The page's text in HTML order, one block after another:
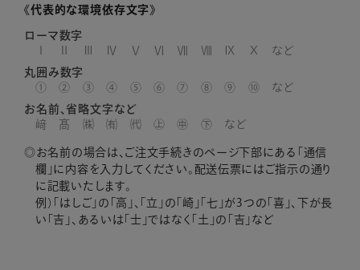
《代表的な環境依存文字》
ローマ数字
Ⅰ Ⅱ Ⅲ Ⅳ Ⅴ Ⅵ Ⅶ Ⅷ Ⅸ Ⅹ など
丸囲み数字
① ② ③ ④ ⑤ ⑥ ⑦ ⑧ ⑨ ⑩ など
お名前、省略文字など
﨑 髙 ㈱ ㈲ ㈹ ㊤ ㊥ ㊦ など
お名前の場合は、ご注文手続きのページ下部にある「通信
欄」に内容を入力してください。配送伝票にはご指示の通り
に記載いたします。
例）「はしご」の「高」、「立」の「崎」「七」が3つの「喜」、下が長
い「吉」、あるいは「士」ではなく「土」の「吉」など